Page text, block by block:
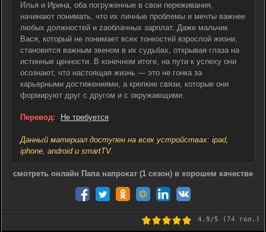
Илья и Ирина, оба погруженные в свои переживания,
начинают понимать, что их личные проблемы и мечты важнее
любых должностей и zаоблачных зарплат. Даже мальчик
Вася, который не понимает всех тонкостей взрослой жизни,
становится важным звеном в их судьбах, открывая глаза на
истинные ценности. В конечном итоге, на пути к успеху они
осознают, что настоящая жизнь — это не гонка за
карьерными достижениями, а крепкие связи, которые они
формируют друг с другом и с окружающими.
Перевод: Не требуется
Данный материал доступен на всех устройствах: ipad,
iphone, android и smartTV.
смотреть онлайн Папа напрокат (1 сезон) в хорошем качестве
4.9/5 (74 гол.)